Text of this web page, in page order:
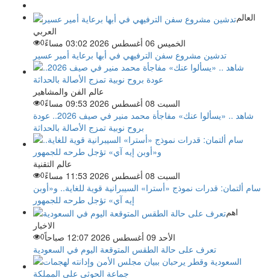
العالم
العربي
الخميس 06 أغسطس 2026 03:02 مساءً
0
تدشين مشروع سفن الترفيهي في أبها برعاية أمير عسير
عالم الفن والمشاهير
السبت 08 أغسطس 2026 09:53 مساءً
0
شاهد .. «يسألوا عنك» مفاجأة محمد منير في صيف 2026.. عودة
بروح نوبية تمزج الأصالة بالحداثة
عالم التقنية
السبت 08 أغسطس 2026 11:53 مساءً
0
سام ألتمان: قدرات نموذج «أسترا» السيبرانية قوية للغاية.. و«أوبن
إيه آي» تؤجل طرحه للجمهور
اهم
الاخبار
الأحد 09 أغسطس 2026 12:07 صباحاً
0
تعرف على حالة الطقس المتوقعة اليوم في السعودية